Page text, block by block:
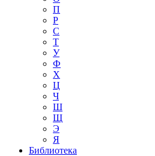
П
Р
С
Т
У
Ф
Х
Ц
Ч
Ш
Щ
Э
Я
Библиотека